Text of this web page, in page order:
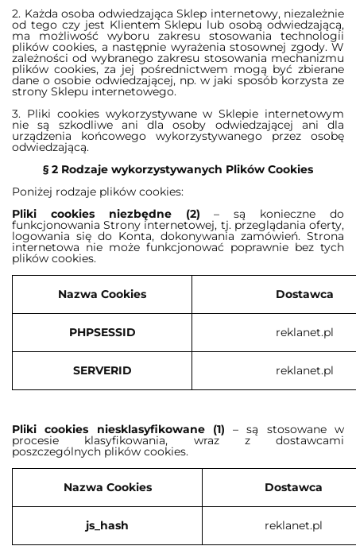
2. Każda osoba odwiedzająca Sklep internetowy, niezależnie
od tego czy jest Klientem Sklepu lub osobą odwiedzającą,
ma możliwość wyboru zakresu stosowania technologii
plików cookies, a następnie wyrażenia stosownej zgody. W
zależności od wybranego zakresu stosowania mechanizmu
plików cookies, za jej pośrednictwem mogą być zbierane
dane o osobie odwiedzającej, np. w jaki sposób korzysta ze
strony Sklepu internetowego.
3. Pliki cookies wykorzystywane w Sklepie internetowym
nie są szkodliwe ani dla osoby odwiedzającej ani dla
urządzenia końcowego wykorzystywanego przez osobę
odwiedzającą.
§ 2 Rodzaje wykorzystywanych Plików Cookies
Poniżej rodzaje plików cookies:
Pliki cookies niezbędne (2) – są konieczne do
funkcjonowania Strony internetowej, tj. przeglądania oferty,
logowania się do Konta, dokonywania zamówień. Strona
internetowa nie może funkcjonować poprawnie bez tych
plików cookies.
Nazwa Cookies Dostawca
PHPSESSID reklanet.pl
SERVERID reklanet.pl
Pliki cookies niesklasyfikowane (1)– są stosowane w
procesie klasyfikowania, wraz z dostawcami
poszczególnych plików cookies.
Nazwa Cookies Dostawca
js_hash reklanet.pl